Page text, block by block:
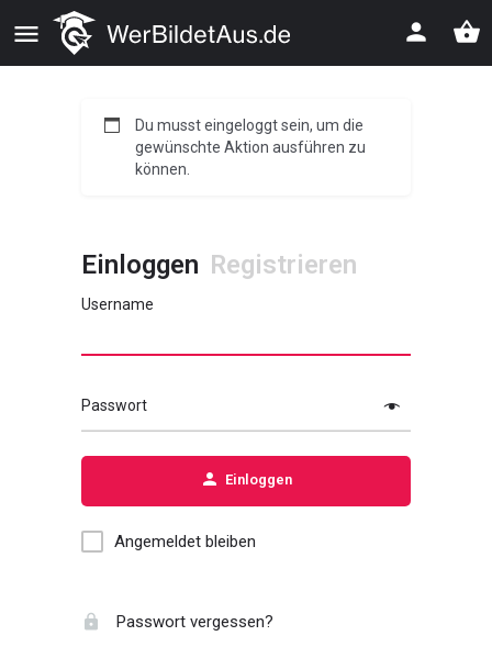
Du musst eingeloggt sein, um die
gewünschte Aktion ausführen zu
können.
Einloggen Registrieren
Username
Passwort
Einloggen
Angemeldet bleiben
Passwort vergessen?